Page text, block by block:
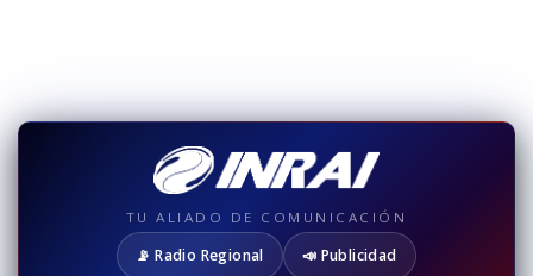
TU ALIADO DE COMUNICACIÓN
📡 Radio Regional 📣 Publicidad